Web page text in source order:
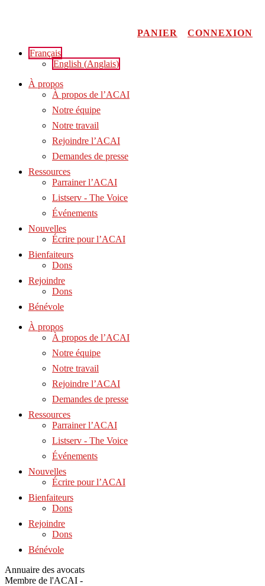
PANIER
CONNEXION
Français
English (Anglais)
À propos
À propos de l’ACAI
Notre équipe
Notre travail
Rejoindre l’ACAI
Demandes de presse
Ressources
Parrainer l’ACAI
Listserv - The Voice
Événements
Nouvelles
Écrire pour l’ACAI
Bienfaiteurs
Dons
Rejoindre
Dons
Bénévole
À propos
À propos de l’ACAI
Notre équipe
Notre travail
Rejoindre l’ACAI
Demandes de presse
Ressources
Parrainer l’ACAI
Listserv - The Voice
Événements
Nouvelles
Écrire pour l’ACAI
Bienfaiteurs
Dons
Rejoindre
Dons
Bénévole
Annuaire des avocats
Membre de l'ACAI -